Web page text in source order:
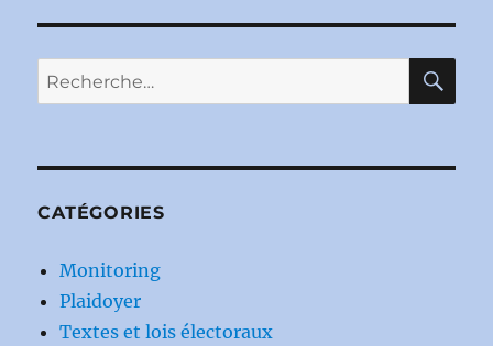
Recherche
pour :
CATÉGORIES
Monitoring
Plaidoyer
Textes et lois électoraux